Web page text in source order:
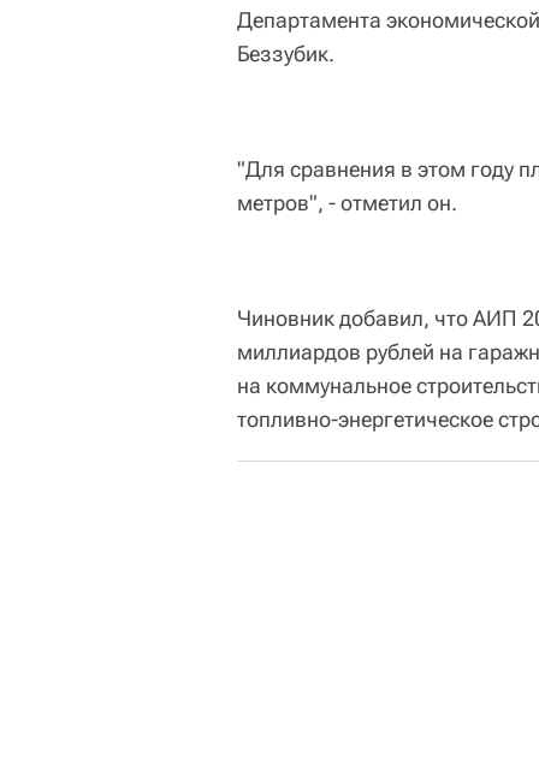
Департамента
Беззубик.
"Для сравнения в этом году
метров", - отметил он.
Чиновник добавил, что АИП
миллиардов рублей на
на коммунальное
топливно-энергетическое